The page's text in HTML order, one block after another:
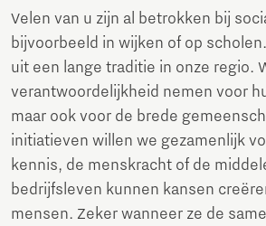
Velen van u zijn al betrokken bij
bijvoorbeeld in wijken of op
uit een lange traditie in onze regio.
verantwoordelijkheid nemen voor
maar ook voor de brede
initiatieven willen we gezamenlijk
kennis, de menskracht of de
bedrijfsleven kunnen kansen
mensen. Zeker wanneer ze de